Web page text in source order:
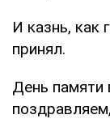
И казнь, как
принял.
День памяти
поздравляем,